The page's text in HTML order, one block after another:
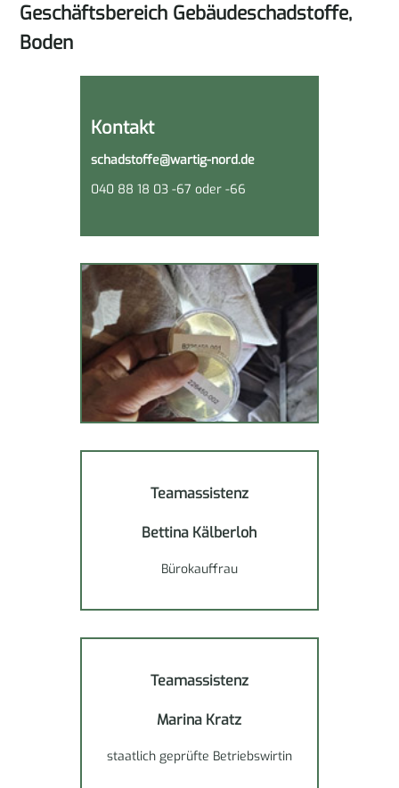
Geschäftsbereich Gebäudeschad­stoffe,
Boden
Kontakt
schadstoffe@wartig-nord.de
040 88 18 03 -67 oder -66
Teamassistenz
Bettina Kälberloh
Bürokauffrau
Teamassistenz
Marina Kratz
staatlich geprüfte Betriebswirtin